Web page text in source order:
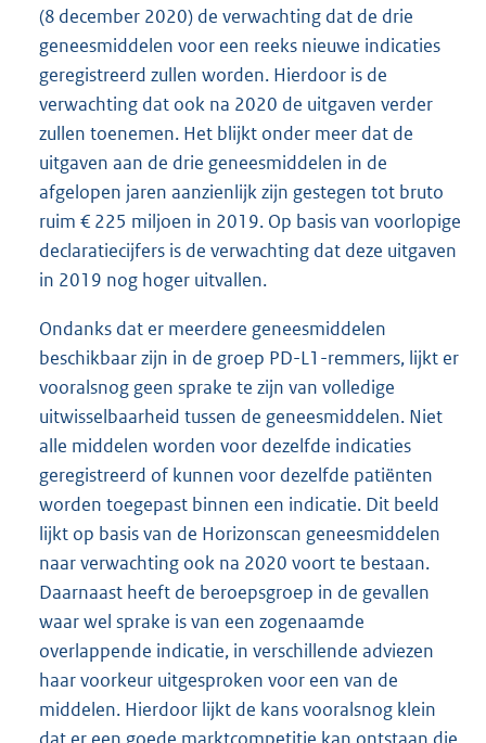
(8 december 2020) de verwachting dat de drie
geneesmiddelen voor een reeks nieuwe indicaties
geregistreerd zullen worden. Hierdoor is de
verwachting dat ook na 2020 de uitgaven verder
zullen toenemen. Het blijkt onder meer dat de
uitgaven aan de drie geneesmiddelen in de
afgelopen jaren aanzienlijk zijn gestegen tot bruto
ruim € 225 miljoen in 2019. Op basis van voorlopige
declaratiecijfers is de verwachting dat deze uitgaven
in 2019 nog hoger uitvallen.
Ondanks dat er meerdere geneesmiddelen
beschikbaar zijn in de groep PD-L1-remmers, lijkt er
vooralsnog geen sprake te zijn van volledige
uitwisselbaarheid tussen de geneesmiddelen. Niet
alle middelen worden voor dezelfde indicaties
geregistreerd of kunnen voor dezelfde patiënten
worden toegepast binnen een indicatie. Dit beeld
lijkt op basis van de Horizonscan geneesmiddelen
naar verwachting ook na 2020 voort te bestaan.
Daarnaast heeft de beroepsgroep in de gevallen
waar wel sprake is van een zogenaamde
overlappende indicatie, in verschillende adviezen
haar voorkeur uitgesproken voor een van de
middelen. Hierdoor lijkt de kans vooralsnog klein
dat er een goede marktcompetitie kan ontstaan die